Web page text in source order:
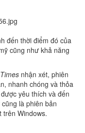
đến thời điểm đó của
cũng như khả năng
nhận xét, phiên
nhanh chóng và thỏa
yêu thích và đến
là phiên bản
trên Windows.